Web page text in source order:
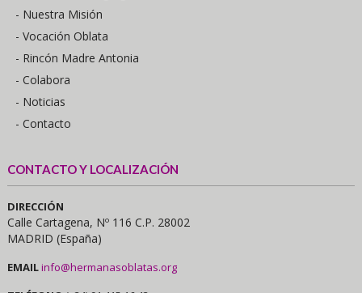
- Nuestra Misión
- Vocación Oblata
- Rincón Madre Antonia
- Colabora
- Noticias
- Contacto
CONTACTO Y LOCALIZACIÓN
DIRECCIÓN
Calle Cartagena, Nº 116 C.P. 28002
MADRID (España)
EMAILinfo@hermanasoblatas.org